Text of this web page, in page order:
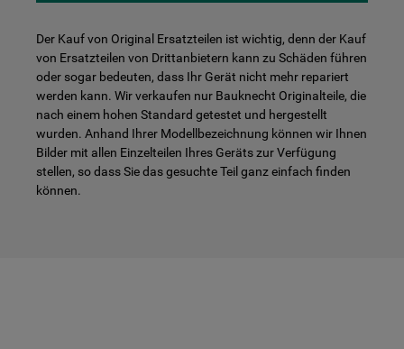
Der Kauf von Original Ersatzteilen ist wichtig, denn der Kauf
von Ersatzteilen von Drittanbietern kann zu Schäden führen
oder sogar bedeuten, dass Ihr Gerät nicht mehr repariert
werden kann. Wir verkaufen nur Bauknecht Originalteile, die
nach einem hohen Standard getestet und hergestellt
wurden. Anhand Ihrer Modellbezeichnung können wir Ihnen
Bilder mit allen Einzelteilen Ihres Geräts zur Verfügung
stellen, so dass Sie das gesuchte Teil ganz einfach finden
können.